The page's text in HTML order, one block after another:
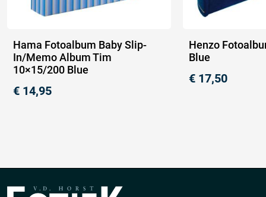
Hama Fotoalbum Baby Slip-
In/Memo Album Tim
10×15/200 Blue
€ 14,95
Henzo
Blue
€ 17,50